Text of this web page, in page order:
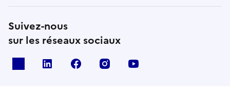
Suivez-nous
sur les réseaux sociaux
Linkedin Facebook Instagram